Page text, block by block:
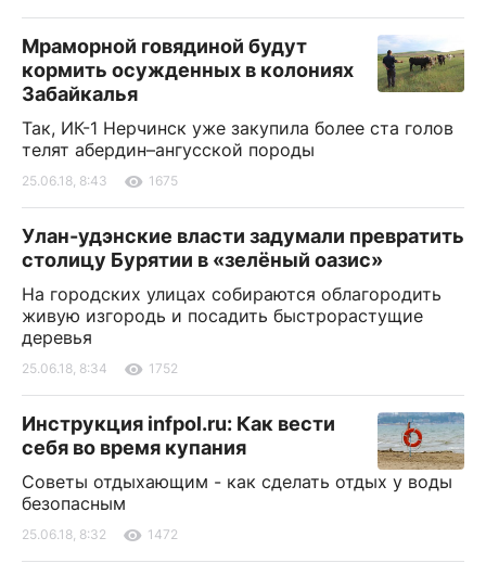
Мраморной говядиной будут
кормить осужденных в колониях
Забайкалья
Так, ИК-1 Нерчинск уже закупила более ста голов
телят абердин–ангусской породы
25.06.18, 8:43 1675
Улан-удэнские власти задумали превратить
столицу Бурятии в «зелёный оазис»
На городских улицах собираются облагородить
живую изгородь и посадить быстрорастущие
деревья
25.06.18, 8:34 1752
Инструкция infpol.ru: Как вести
себя во время купания
Советы отдыхающим - как сделать отдых у воды
безопасным
25.06.18, 8:32 1472